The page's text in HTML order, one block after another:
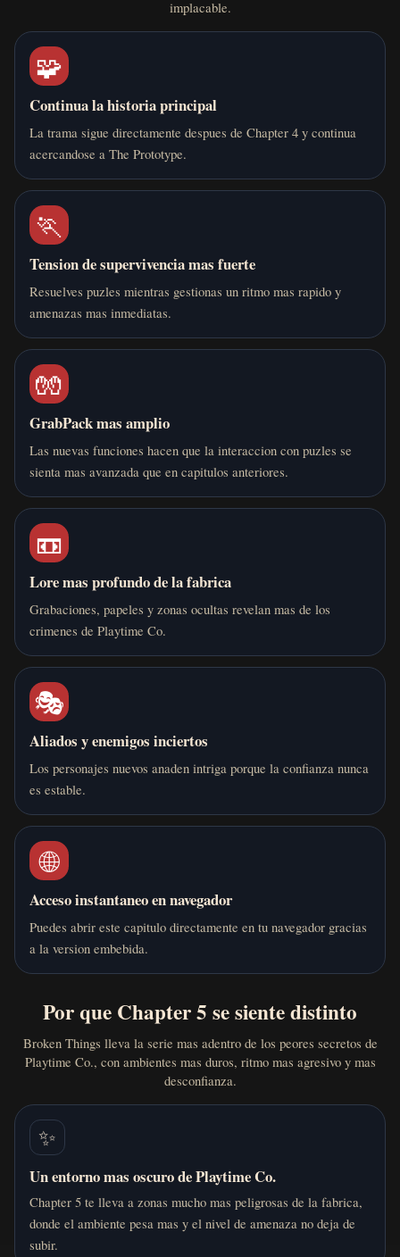
implacable.
🧩
Continua la historia principal
La trama sigue directamente despues de Chapter 4 y continua
acercandose a The Prototype.
🏃
Tension de supervivencia mas fuerte
Resuelves puzles mientras gestionas un ritmo mas rapido y
amenazas mas inmediatas.
🧤
GrabPack mas amplio
Las nuevas funciones hacen que la interaccion con puzles se
sienta mas avanzada que en capitulos anteriores.
📼
Lore mas profundo de la fabrica
Grabaciones, papeles y zonas ocultas revelan mas de los
crimenes de Playtime Co.
🎭
Aliados y enemigos inciertos
Los personajes nuevos anaden intriga porque la confianza nunca
es estable.
🌐
Acceso instantaneo en navegador
Puedes abrir este capitulo directamente en tu navegador gracias
a la version embebida.
Por que Chapter 5 se siente distinto
Broken Things lleva la serie mas adentro de los peores secretos de
Playtime Co., con ambientes mas duros, ritmo mas agresivo y mas
desconfianza.
✨
Un entorno mas oscuro de Playtime Co.
Chapter 5 te lleva a zonas mucho mas peligrosas de la fabrica,
donde el ambiente pesa mas y el nivel de amenaza no deja de
subir.